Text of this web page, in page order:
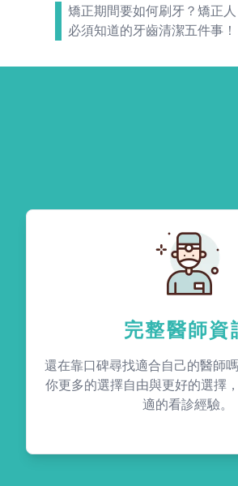
矯正期間要如何刷牙？矯正人
必須知道的牙齒清潔五件事！
完整醫師資
還在靠口碑尋找適合自己的醫師
你更多的選擇自由與更好的選擇
適的看診經驗。